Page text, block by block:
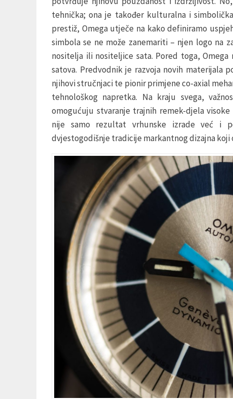
tehnička; ona je također kulturalna i
prestiž, Omega utječe na kako definiramo
simbola se ne može zanemariti – njen logo na
nositelja ili nositeljice sata. Pored toga,
satova. Predvodnik je razvoja novih materijala
njihovi stručnjaci te pionir primjene co-axial
tehnološkog napretka. Na kraju svega,
omogućuju stvaranje trajnih remek-djela
nije samo rezultat vrhunske izrade već i
dvjestogodišnje tradicije markantnog dizajna